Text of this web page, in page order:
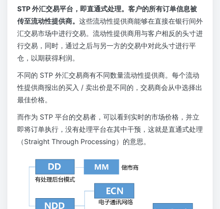
STP 外汇交易平台，即直通式处理。客户的所有订单信息被
传至流动性提供商。 这些流动性提供商能够在直接在银行间外
汇交易市场中进行交易。流动性提供商用与客户相反的头寸进
行交易，同时，通过之后与另一方的交易中对此头寸进行平
仓，以期获得利润。
不同的 STP 外汇交易商有不同数量流动性提供商。每个流动
性提供商报出的买入 / 卖出价是不同的，交易商会从中选择出
最佳价格。
而作为 STP 平台的交易者，可以看到实时的市场价格，并立
即将订单执行，没有处理平台在其中干预，这就是直通式处理
（Straight Through Processing）的意思。